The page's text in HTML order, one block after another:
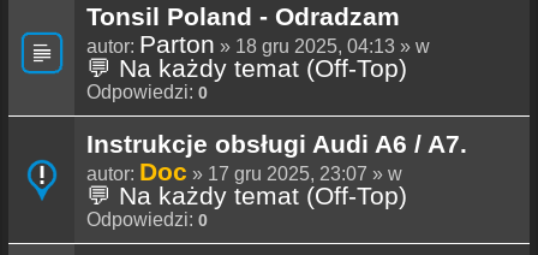
Tonsil Poland - Odradzam
autor: Parton » 18 gru 2025, 04:13 » w
💬 Na każdy temat (Off-Top)
Odpowiedzi: 0
Instrukcje obsługi Audi A6 / A7.
autor: Doc » 17 gru 2025, 23:07 » w
💬 Na każdy temat (Off-Top)
Odpowiedzi: 0